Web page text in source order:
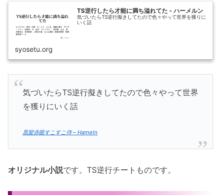
TS逆行したら才能に満ち溢れてた - ハーメルン
気づいたらTS逆行擬きしてたので色々やって世界を獲りに
いく話
syosetu.org
気づいたらTS逆行擬きしてたので色々やって世界
を獲りにいく話
黒髪赤眼すこすこ侍 – Hameln
オリジナル小説です。TS逆行チートものです。